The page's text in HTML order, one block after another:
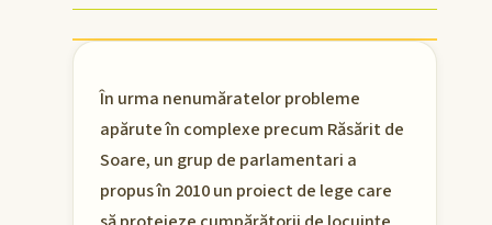
În urma nenumăratelor probleme
apărute în complexe precum Răsărit de
Soare, un grup de parlamentari a
propus în 2010 un proiect de lege care